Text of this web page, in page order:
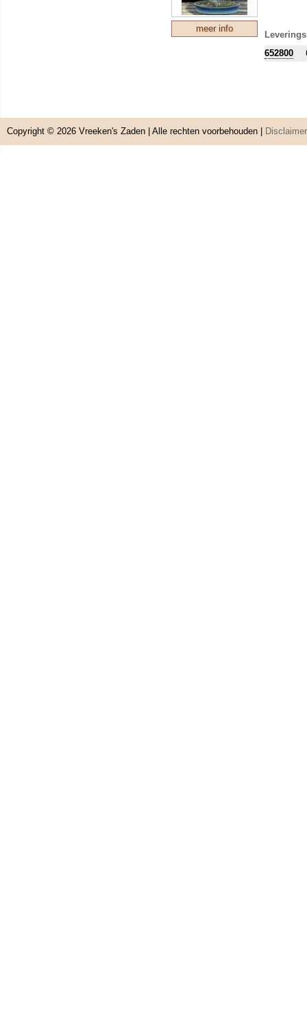
meer info
652800
Copyright © 2026 Vreeken's Zaden | Alle rechten voorbehouden | Disclaimer